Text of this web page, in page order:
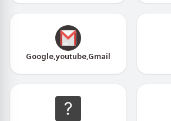
Google,youtube,Gmail